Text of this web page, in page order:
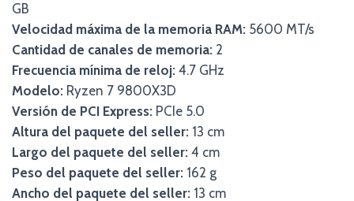
GB
Velocidad máxima de la memoria RAM: 5600 MT/s
Cantidad de canales de memoria: 2
Frecuencia mínima de reloj: 4.7 GHz
Modelo: Ryzen 7 9800X3D
Versión de PCI Express: PCIe 5.0
Altura del paquete del seller: 13 cm
Largo del paquete del seller: 4 cm
Peso del paquete del seller: 162 g
Ancho del paquete del seller: 13 cm